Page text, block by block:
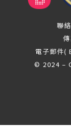
聯
電子郵件(
© 2024 –